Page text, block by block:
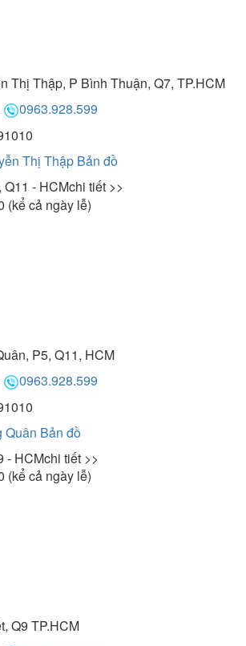
Thị Thập, P Bình Thuận, Q7, TP.HCM
0963.928.599
Thị Thập Bản đồ
Q11 - HCMchi tiết >>
(kể cả ngày lễ)
P5, Q11, HCM
0963.928.599
Quân Bản đồ
- HCMchi tiết >>
(kể cả ngày lễ)
Q9 TP.HCM